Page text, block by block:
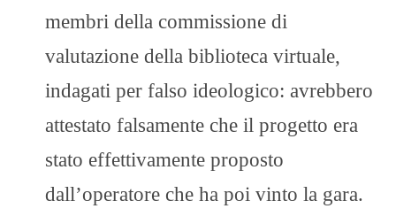
membri della commissione di
valutazione della biblioteca virtuale,
indagati per falso ideologico: avrebbero
attestato falsamente che il progetto era
stato effettivamente proposto
dall’operatore che ha poi vinto la gara.